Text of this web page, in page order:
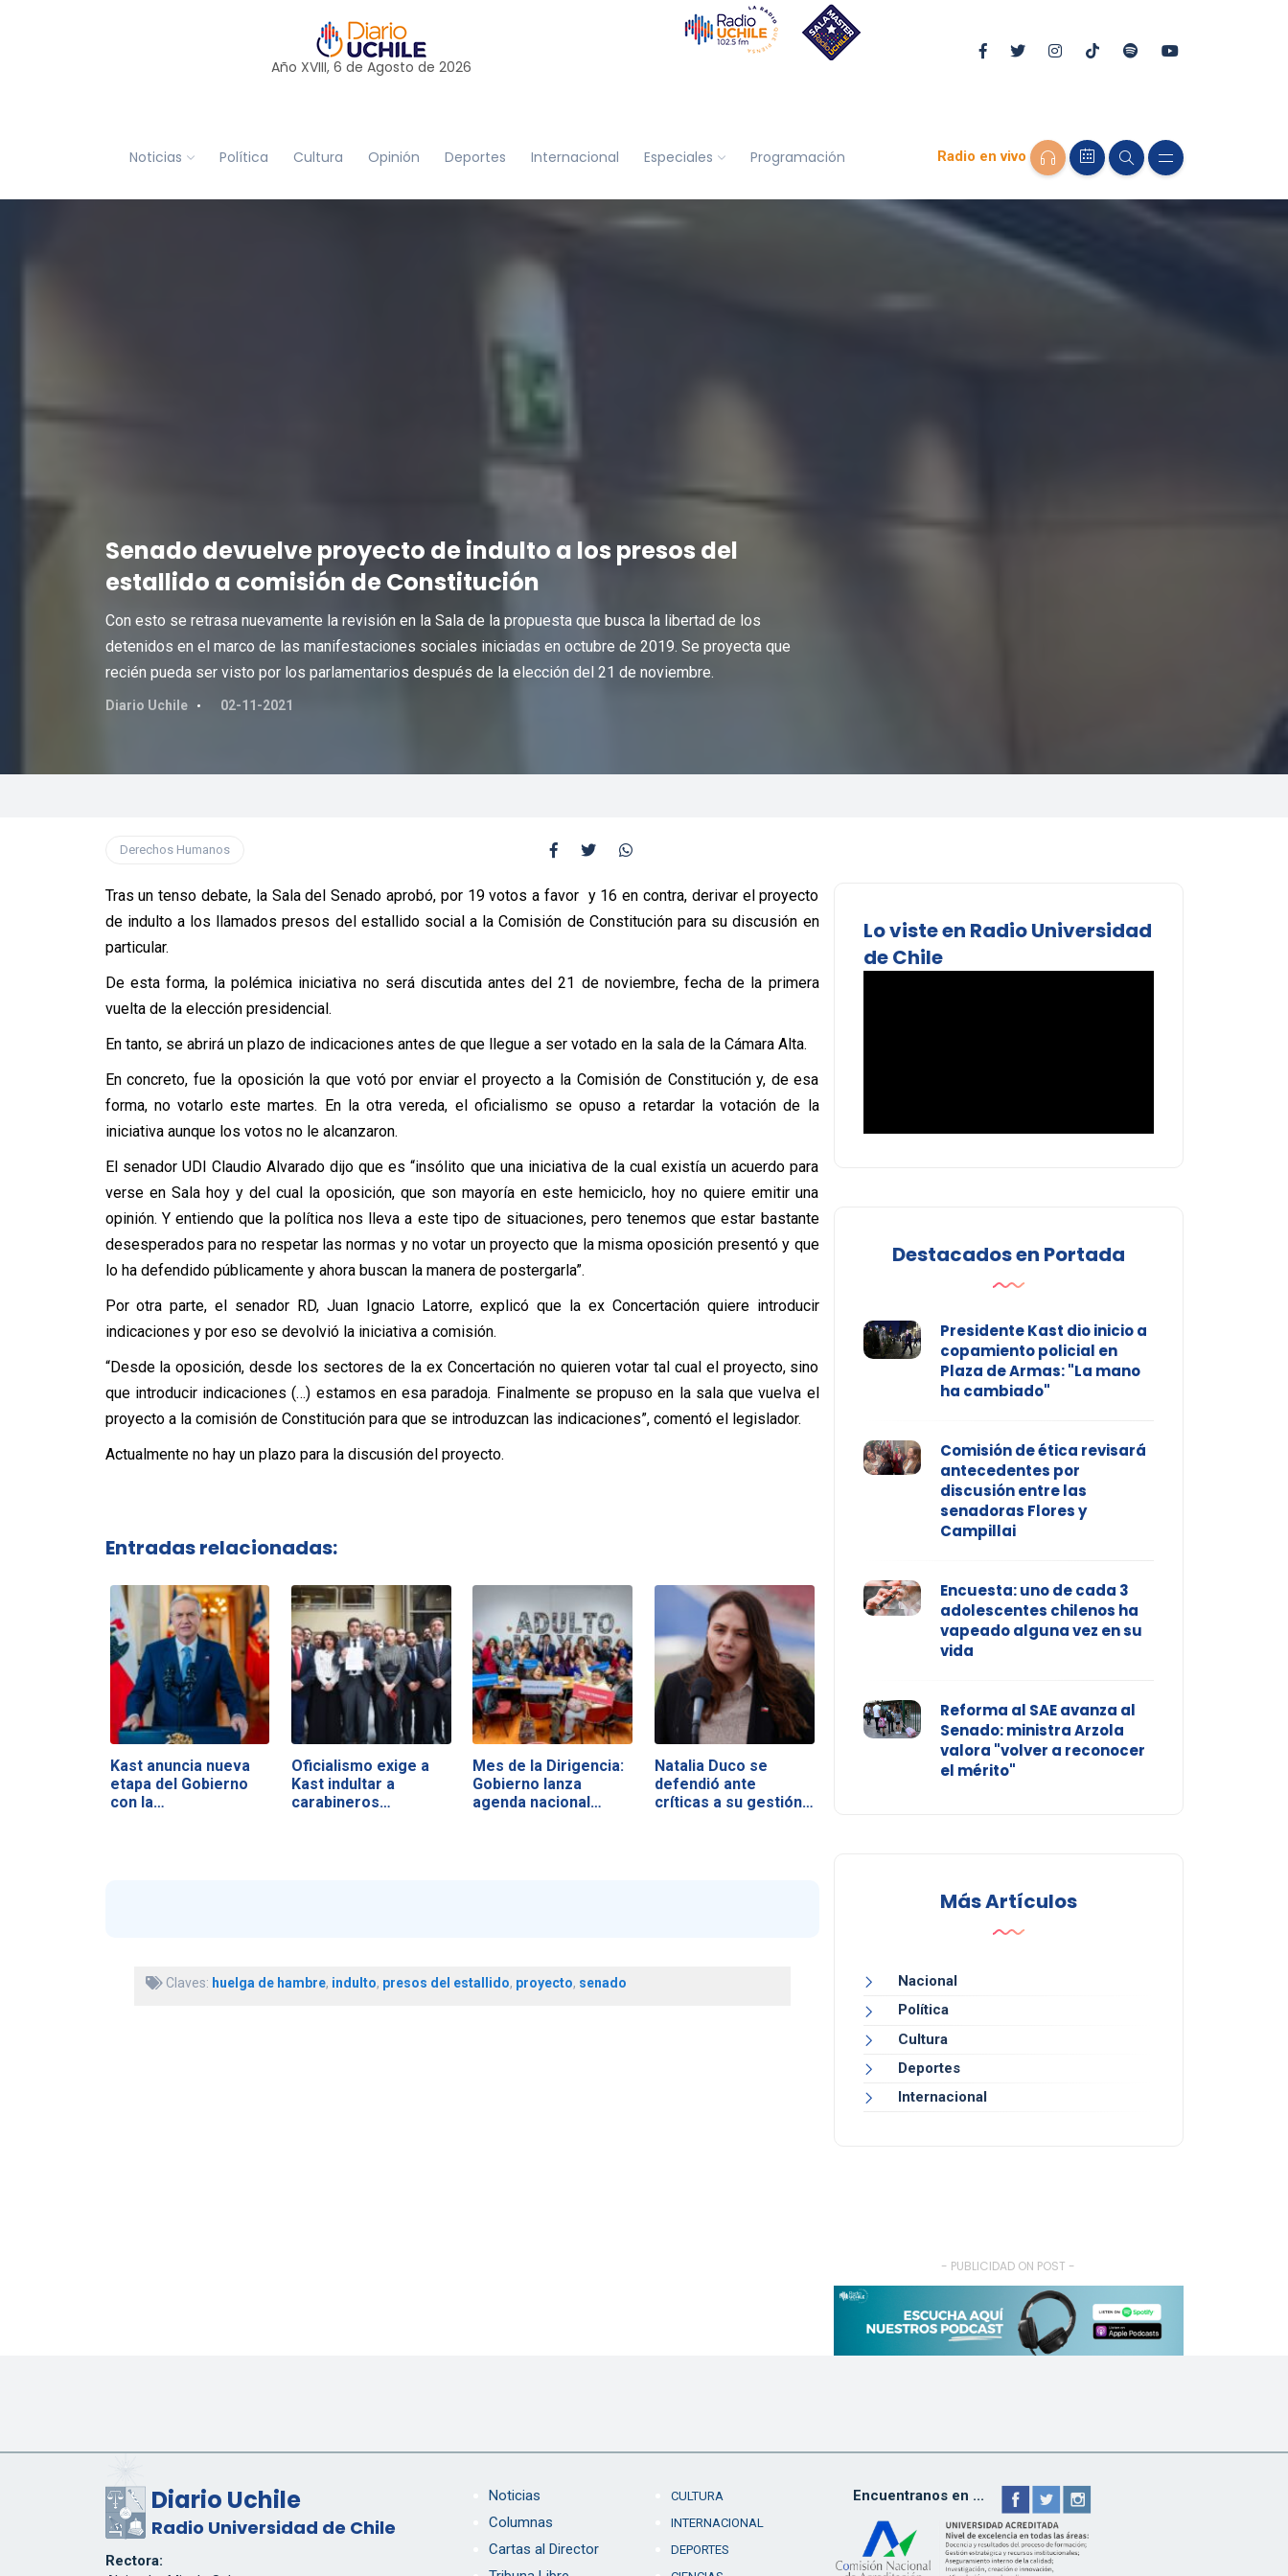
Año XVIII, 6 de Agosto de 2026
Noticias Política Cultura Opinión Deportes Internacional Especiales Programación Radio en vivo
Senado devuelve proyecto de indulto a los presos del
estallido a comisión de Constitución
Con esto se retrasa nuevamente la revisión en la Sala de la propuesta que busca la libertad de los
detenidos en el marco de las manifestaciones sociales iniciadas en octubre de 2019. Se proyecta que
recién pueda ser visto por los parlamentarios después de la elección del 21 de noviembre.
Diario Uchile 02-11-2021
Derechos Humanos
Tras un tenso debate, la Sala del Senado aprobó, por 19 votos a favor y 16 en contra, derivar el proyecto
de indulto a los llamados presos del estallido social a la Comisión de Constitución para su discusión en
particular.
De esta forma, la polémica iniciativa no será discutida antes del 21 de noviembre, fecha de la primera
vuelta de la elección presidencial.
En tanto, se abrirá un plazo de indicaciones antes de que llegue a ser votado en la sala de la Cámara Alta.
En concreto, fue la oposición la que votó por enviar el proyecto a la Comisión de Constitución y, de esa
forma, no votarlo este martes. En la otra vereda, el oficialismo se opuso a retardar la votación de la
iniciativa aunque los votos no le alcanzaron.
El senador UDI Claudio Alvarado dijo que es “insólito que una iniciativa de la cual existía un acuerdo para
verse en Sala hoy y del cual la oposición, que son mayoría en este hemiciclo, hoy no quiere emitir una
opinión. Y entiendo que la política nos lleva a este tipo de situaciones, pero tenemos que estar bastante
desesperados para no respetar las normas y no votar un proyecto que la misma oposición presentó y que
lo ha defendido públicamente y ahora buscan la manera de postergarla”.
Por otra parte, el senador RD, Juan Ignacio Latorre, explicó que la ex Concertación quiere introducir
indicaciones y por eso se devolvió la iniciativa a comisión.
“Desde la oposición, desde los sectores de la ex Concertación no quieren votar tal cual el proyecto, sino
que introducir indicaciones (…) estamos en esa paradoja. Finalmente se propuso en la sala que vuelva el
proyecto a la comisión de Constitución para que se introduzcan las indicaciones”, comentó el legislador.
Actualmente no hay un plazo para la discusión del proyecto.
Entradas relacionadas:
Kast anuncia nueva
etapa del Gobierno
con la…
Oficialismo exige a
Kast indultar a
carabineros…
Mes de la Dirigencia:
Gobierno lanza
agenda nacional…
Natalia Duco se
defendió ante
críticas a su gestión…
Claves: huelga de hambre, indulto, presos del estallido, proyecto, senado
Lo viste en Radio Universidad
de Chile
Destacados en Portada
Presidente Kast dio inicio a
copamiento policial en
Plaza de Armas: "La mano
ha cambiado"
Comisión de ética revisará
antecedentes por
discusión entre las
senadoras Flores y
Campillai
Encuesta: uno de cada 3
adolescentes chilenos ha
vapeado alguna vez en su
vida
Reforma al SAE avanza al
Senado: ministra Arzola
valora "volver a reconocer
el mérito"
Más Artículos
Nacional
Política
Cultura
Deportes
Internacional
- PUBLICIDAD ON POST -
Diario Uchile
Radio Universidad de Chile
Rectora:
Noticias
Columnas
Cartas al Director
CULTURA
INTERNACIONAL
DEPORTES
Encuentranos en ...